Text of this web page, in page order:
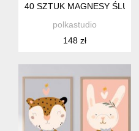
40 SZTUK MAGNESY
polkastudio
148 zł